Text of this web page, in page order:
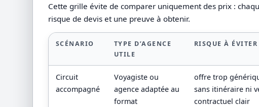
Cette grille évite de comparer uniquement des prix :
risque de devis et une preuve à obtenir.
SCÉNARIO
TYPE D’AGENCE
UTILE
RISQUE À ÉVITER
Circuit
accompagné
Voyagiste ou
agence adaptée au
format
offre trop
sans itinéraire ni
contractuel clair